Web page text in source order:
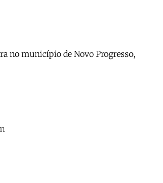
no município de Novo Progresso,